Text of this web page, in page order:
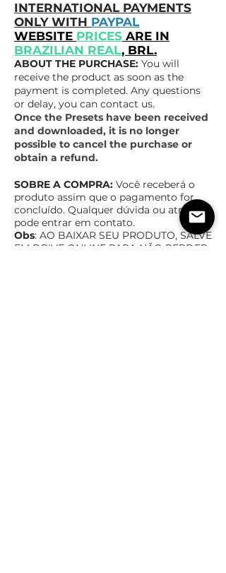
INTERNATIONAL PAYMENTS
ONLY WITH PAYPAL
WEBSITE PRICES ARE IN
BRAZILIAN REAL, BRL.
ABOUT THE PURCHASE: You will
receive the product as soon as the
payment is completed. Any questions
or delay, you can contact us.
Once the Presets have been received
and downloaded, it is no longer
possible to cancel the purchase or
obtain a refund.
SOBRE A COMPRA: Você receberá o
produto assim que o pagamento for
concluído. Qualquer dúvida ou atraso,
pode entrar em contato.
Obs: AO BAIXAR SEU PRODUTO, SALVE
EM DRIVE ONLINE PAR A NÃO PERDER,